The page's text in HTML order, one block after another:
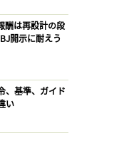
酬は再設計の段
開示に耐えう
、基準、ガイド
い